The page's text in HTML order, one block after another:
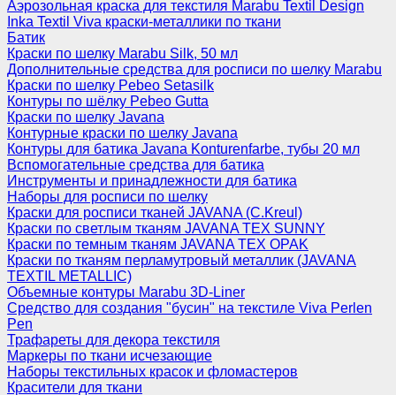
Аэрозольная краска для текстиля Marabu Textil Design
Inka Textil Viva краски-металлики по ткани
Батик
Краски по шелку Marabu Silk, 50 мл
Дополнительные средства для росписи по шелку Marabu
Краски по шелку Pebeo Setasilk
Контуры по шёлку Pebeo Gutta
Краски по шелку Javana
Контурные краски по шелку Javana
Контуры для батика Javana Konturenfarbe, тубы 20 мл
Вспомогательные средства для батика
Инструменты и принадлежности для батика
Наборы для росписи по шелку
Краски для росписи тканей JAVANA (C.Kreul)
Краски по светлым тканям JAVANA TEX SUNNY
Краски по темным тканям JAVANA TEX OPAK
Краски по тканям перламутровый металлик (JAVANA
TEXTIL METALLIC)
Объемные контуры Marabu 3D-Liner
Средство для создания "бусин" на текстиле Viva Perlen
Pen
Трафареты для декора текстиля
Маркеры по ткани исчезающие
Наборы текстильных красок и фломастеров
Красители для ткани